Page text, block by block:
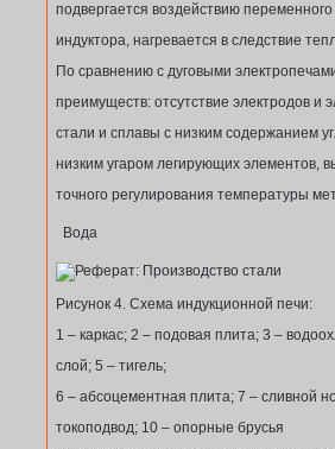
подвергается воздействию
индуктора, нагревается в следствие
По сравнению с дуговыми
преимуществ: отсутствие электродов и
стали и сплавы с низким содержанием
низким угаром легирующих элементов,
точного регулирования температуры
Вода
Рисунок 4. Схема индукционной печи:
1 – каркас; 2 – подовая плита; 3 –
слой; 5 – тигель;
6 – абсоцементная плита; 7 – сливной
токоподвод; 10 – опорные брусья